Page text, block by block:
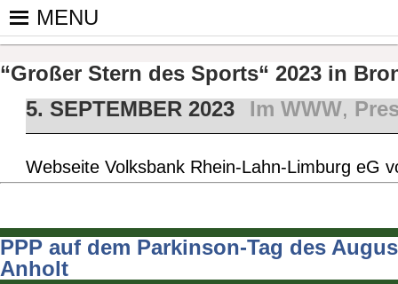
Skip
PINGPONGPARKINSON
ist der bundesweite Zusammenschluss von
Tischtennis – überwiegend ehrenamtlich um
MENU
“Großer Stern des Sports“ 2023 in
5. SEPTEMBER 2023
Im WWW,
Webseite Volksbank Rhein-Lahn-Limburg
Beitragsnavigation
PPP auf dem Parkinson-Tag des
Anholt